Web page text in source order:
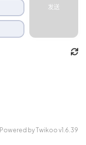
发送
Powered byTwikoo v1.6.39